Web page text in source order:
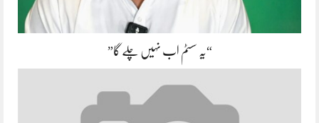
“یہ سسٹم اب نہیں چلے گا”